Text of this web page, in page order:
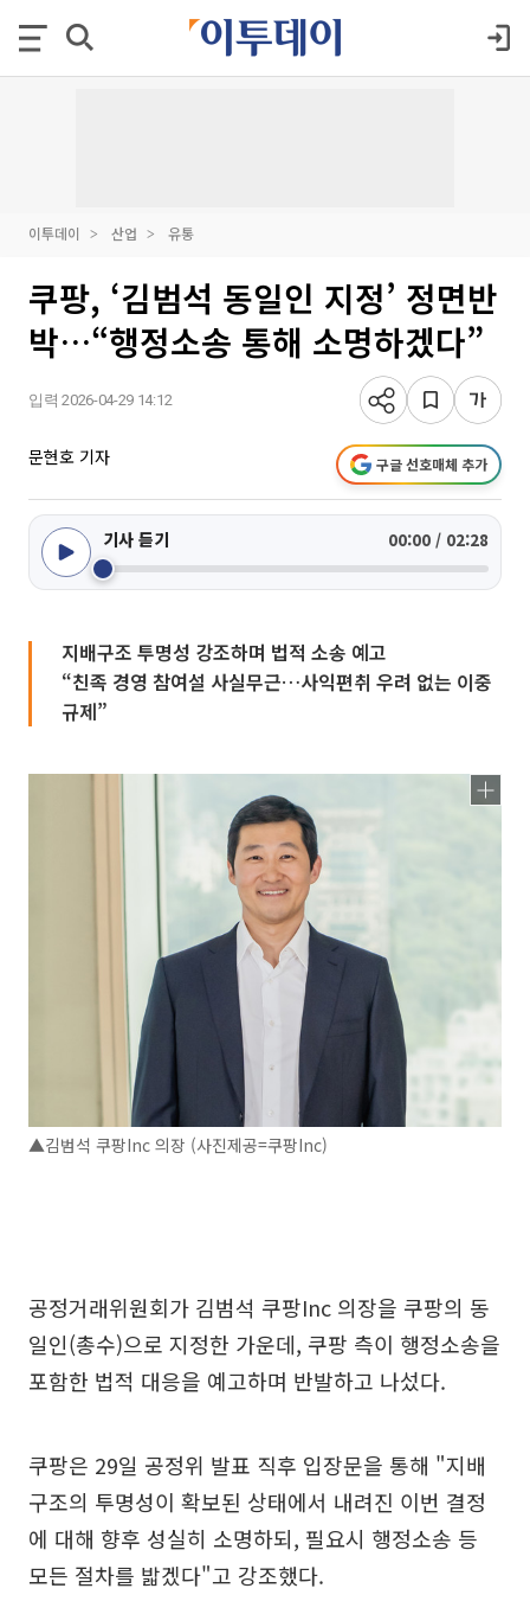
이투데이 산업 유통
쿠팡, ‘김범석 동일인 지정’ 정면반
박…“행정소송 통해 소명하겠다”
입력 2026-04-29 14:12
문현호 기자 구글 선호매체 추가
기사 듣기 00:00 / 02:28
지배구조 투명성 강조하며 법적 소송 예고
“친족 경영 참여설 사실무근…사익편취 우려 없는 이중
규제”
▲김범석 쿠팡Inc 의장 (사진제공=쿠팡Inc)
공정거래위원회가 김범석 쿠팡Inc 의장을 쿠팡의 동
일인(총수)으로 지정한 가운데, 쿠팡 측이 행정소송을
포함한 법적 대응을 예고하며 반발하고 나섰다.
쿠팡은 29일 공정위 발표 직후 입장문을 통해 "지배
구조의 투명성이 확보된 상태에서 내려진 이번 결정
에 대해 향후 성실히 소명하되, 필요시 행정소송 등
모든 절차를 밟겠다"고 강조했다.